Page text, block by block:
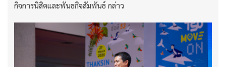
กิจการนิสิตและพันธกิจสัมพันธ์ กล่าว